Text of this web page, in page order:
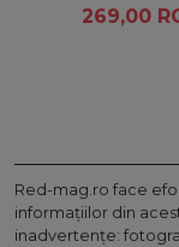
patrate puf de
269,00
Red-mag.ro face
informaţiilor din
inadvertenţe: